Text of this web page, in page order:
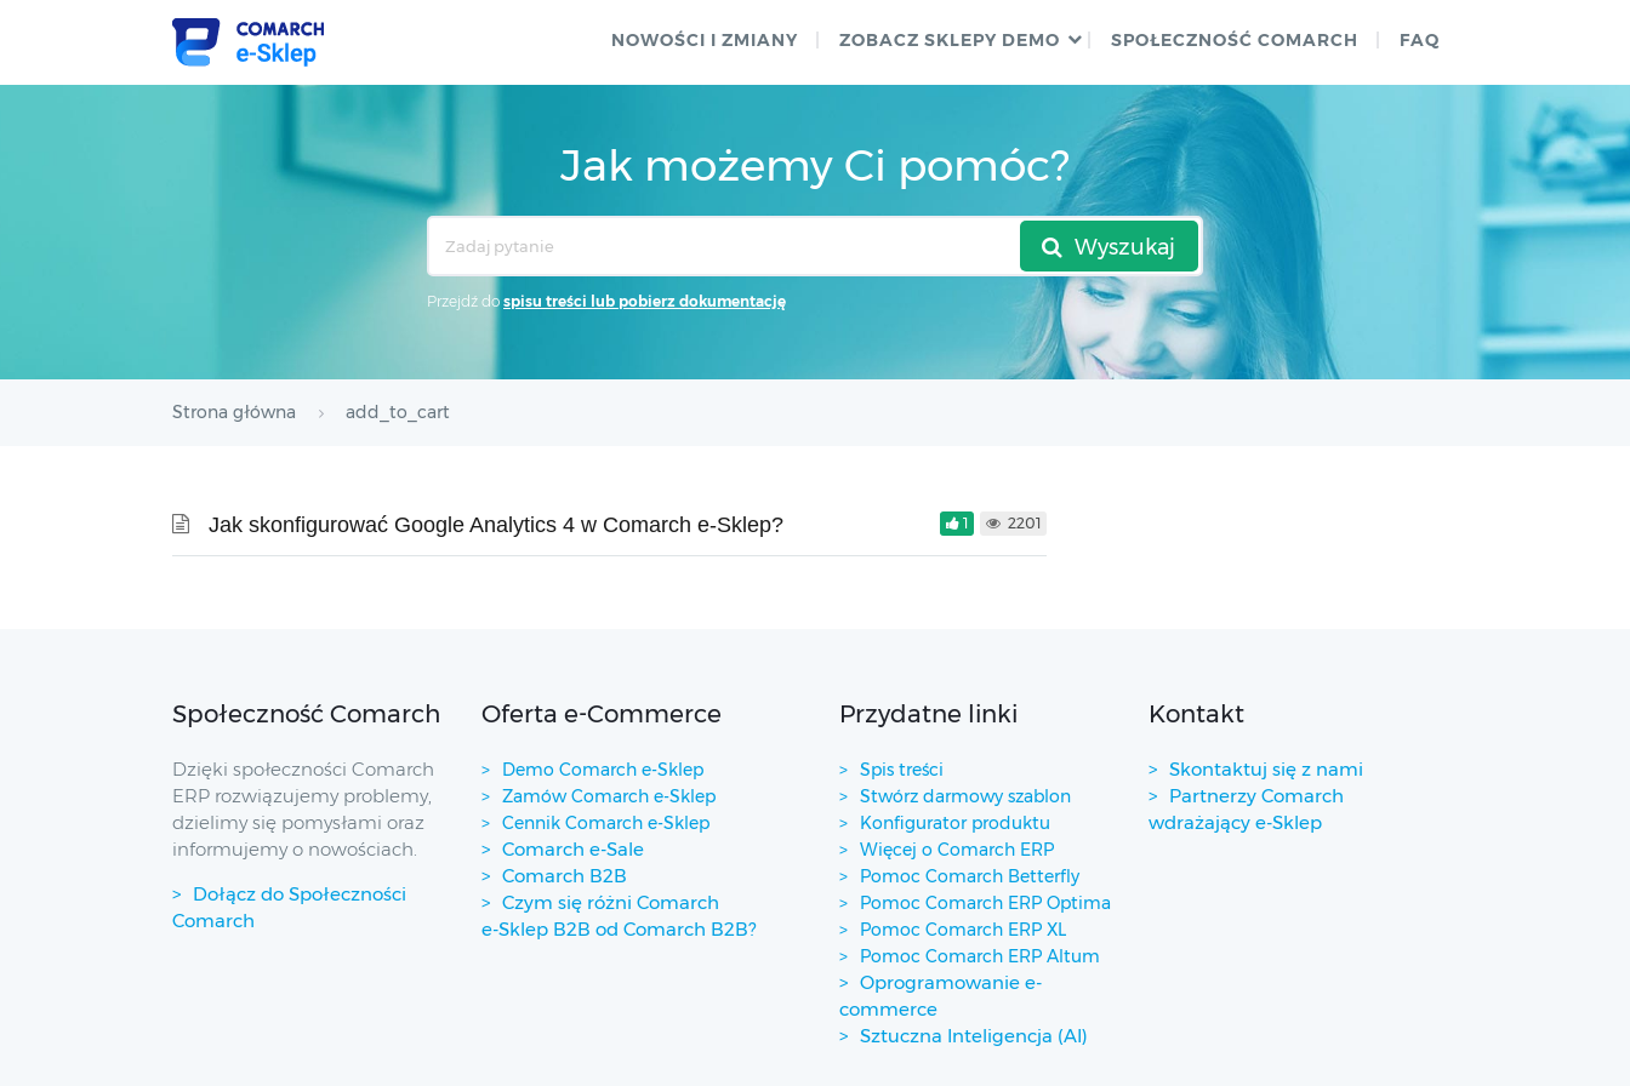
NOWOŚCI I ZMIANY ZOBACZ SKLEPY DEMO SPOŁECZNOŚĆ COMARCH FAQ
Jak możemy Ci pomóc?
Wyszukaj
Przejdź do spisu treści lub pobierz dokumentację
Strona główna add_to_cart
Jak skonfigurować Google Analytics 4 w Comarch e-Sklep? 1 2201
Społeczność Comarch
Dzięki społeczności Comarch
ERP rozwiązujemy problemy,
dzielimy się pomysłami oraz
informujemy o nowościach.
Dołącz do Społeczności
Comarch
Oferta e-Commerce
Demo Comarch e-Sklep
Zamów Comarch e-Sklep
Cennik Comarch e-Sklep
Comarch e-Sale
Comarch B2B
Czym się różni Comarch
e-Sklep B2B od Comarch B2B?
Przydatne linki
Spis treści
Stwórz darmowy szablon
Konfigurator produktu
Więcej o Comarch ERP
Pomoc Comarch Betterfly
Pomoc Comarch ERP Optima
Pomoc Comarch ERP XL
Pomoc Comarch ERP Altum
Oprogramowanie e-
commerce
Sztuczna Inteligencja (AI)
Kontakt
Skontaktuj się z nami
Partnerzy Comarch
wdrażający e-Sklep